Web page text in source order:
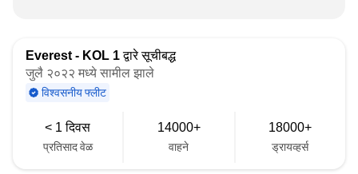
Everest - KOL 1द्वारे सूचीबद्ध
जुलै २०२२ मध्ये सामील झाले
विश्वसनीय फ्लीट
< 1 दिवस
प्रतिसाद वेळ
14000+
वाहने
18000+
ड्रायव्हर्स